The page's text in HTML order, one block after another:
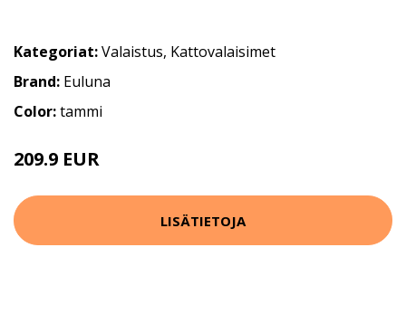
Kategoriat:Valaistus, Kattovalaisimet
Brand: Euluna
Color:tammi
209.9 EUR
LISÄTIETOJA